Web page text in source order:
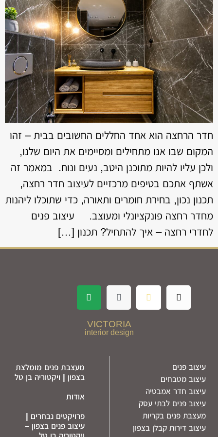
חדר הרחצה הוא אחד החללים החשובים בבית – זהו
המקום שבו אנו מתחילים ומסיימים את היום שלנו,
ולכן עליו להיות מתוכנן היטב, נעים ונוח. במאמר זה
אשתף אתכם בטיפים מרכזיים לעיצוב חדר רחצה,
תכנון נכון, בחירת חומרים ותאורה, כדי שתוכלו ליהנות
מחדר רחצה פונקציונלי ומעוצב. עיצוב פנים
לחדרי רחצה – איך להתחיל? תכנון […]
מעצבת פנים מומלצת
בצפון | ויקטוריה בן טל
אודות
פרויקטים נבחרים |
עיצוב פנים בצפון –
עיצוב פנים
עיצוב מטבחים
עיצוב חדר אמבטיה
עיצוב פנים לבתי עסק
מעצבת פנים בקריות
עיצוב דירות קבלן בצפון
VICTORIA
interior design